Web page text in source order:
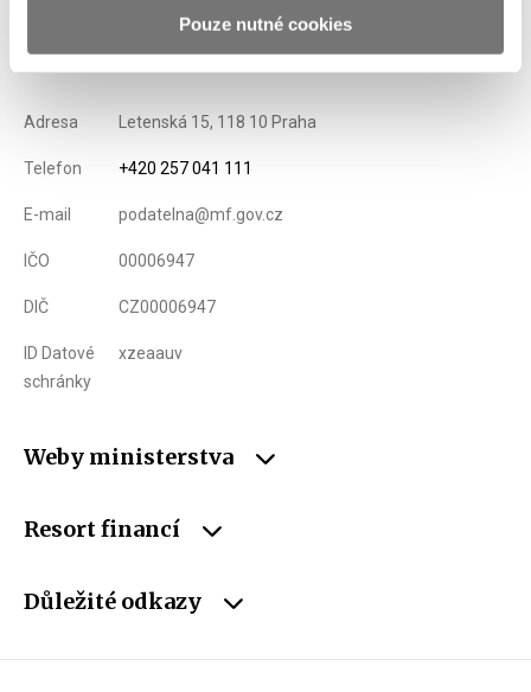
Pouze nutné cookies
Ministerstvo financí ČR
Adresa Letenská 15, 118 10 Praha
Telefon +420 257 041 111
E-mail podatelna@mf.gov.cz
IČO 00006947
DIČ CZ00006947
ID Datové
schránky
xzeaauv
Weby ministerstva
Resort financí
Důležité odkazy